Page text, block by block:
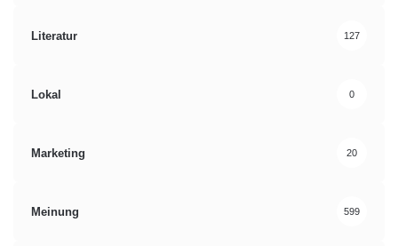
Literatur 127
Lokal 0
Marketing 20
Meinung 599